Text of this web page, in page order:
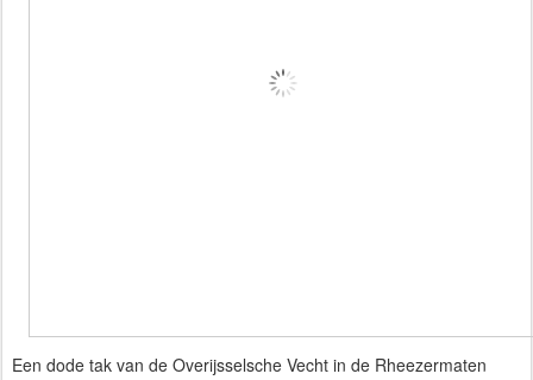
Een dode tak van de Overijsselsche Vecht in de Rheezermaten